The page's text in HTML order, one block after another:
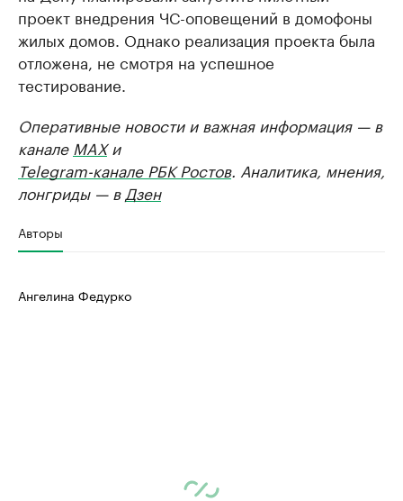
проект внедрения ЧС-оповещений в домофоны
жилых домов. Однако реализация проекта была
отложена, не смотря на успешное
тестирование.
Оперативные новости и важная информация — в
канале MAXи
Telegram-канале РБК Ростов. Аналитика, мнения,
лонгриды — в Дзен
Авторы
Ангелина Федурко